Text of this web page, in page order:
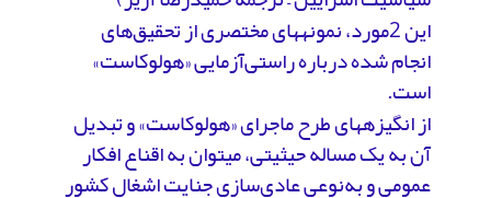
این 2مورد، نمونه­های مختصری از تحقیق‌های
انجام شده درباره راستی‌آزمایی «هولوکاست»
است.
از انگیزه­های طرح ماجرای «هولوکاست» و تبدیل
آن به یک مساله حیثیتی، می­توان به اقناع افکار
عمومی و به‌نوعی عادی‌سازی جنایت اشغال کشور